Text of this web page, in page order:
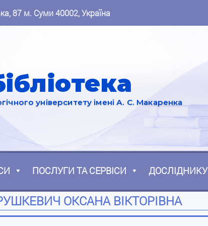
87 м. Суми 40002, Україна
університету імені А. С. Макаренка
ПОСЛУГИ ТА СЕРВІСИ ДОСЛІДНИКУ
ОКСАНА ВІКТОРІВНА